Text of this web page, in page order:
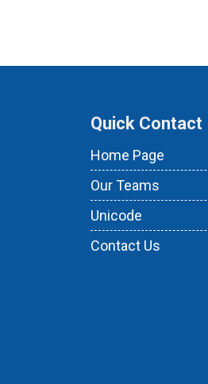
Quick Contact
Home Page
Our Teams
Unicode
Contact Us